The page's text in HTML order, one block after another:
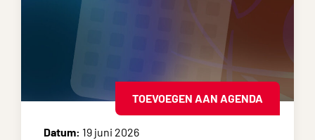
TOEVOEGEN AAN AGENDA
Datum: 19 juni 2026